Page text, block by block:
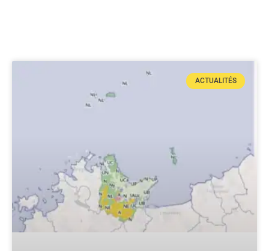
ACTUALITÉS